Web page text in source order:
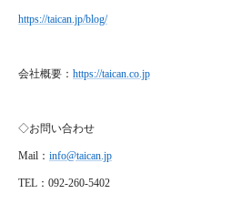
https://taican.jp/blog/
会社概要： https://taican.co.jp
◇お問い合わせ
Mail ： info@taican.jp
TEL ：092-260-5402